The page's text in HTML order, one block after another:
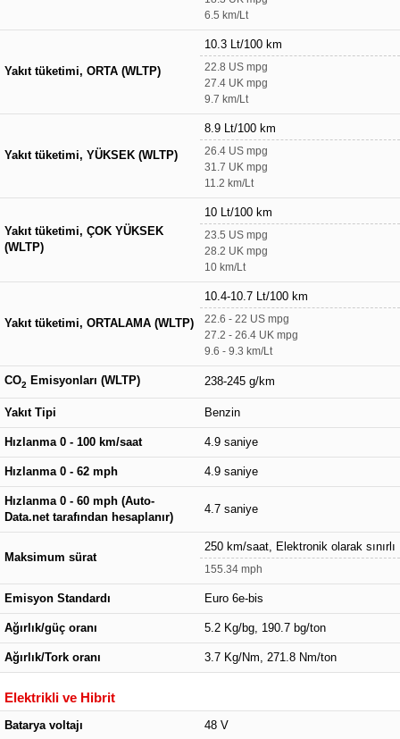
6.5 km/Lt
Yakıt tüketimi, ORTA (WLTP)
10.3 Lt/100 km
22.8 US mpg
27.4 UK mpg
9.7 km/Lt
Yakıt tüketimi, YÜKSEK (WLTP)
8.9 Lt/100 km
26.4 US mpg
31.7 UK mpg
11.2 km/Lt
Yakıt tüketimi, ÇOK YÜKSEK
(WLTP)
10 Lt/100 km
23.5 US mpg
28.2 UK mpg
10 km/Lt
Yakıt tüketimi, ORTALAMA (WLTP)
10.4-10.7 Lt/100 km
22.6 - 22 US mpg
27.2 - 26.4 UK mpg
9.6 - 9.3 km/Lt
CO2 Emisyonları (WLTP) 238-245 g/km
Yakıt Tipi Benzin
Hızlanma 0 - 100 km/saat 4.9 saniye
Hızlanma 0 - 62 mph 4.9 saniye
Hızlanma 0 - 60 mph (Auto-
Data.net tarafından hesaplanır)
4.7 saniye
Maksimum sürat
250 km/saat, Elektronik olarak sınırlı
155.34 mph
Emisyon Standardı Euro 6e-bis
Ağırlık/güç oranı 5.2 Kg/bg, 190.7 bg/ton
Ağırlık/Tork oranı 3.7 Kg/Nm, 271.8 Nm/ton
Elektrikli ve Hibrit
Batarya voltajı 48 V